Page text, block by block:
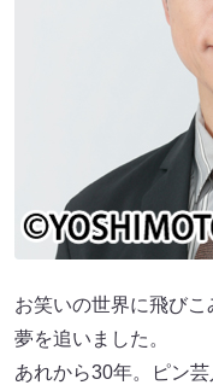
お笑いの世界に飛び
夢を追いました。
あれから30年。ピン